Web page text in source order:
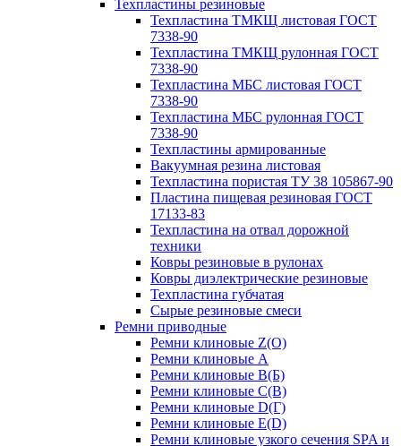
Техпластины резиновые
Техпластина ТМКЩ листовая ГОСТ
7338-90
Техпластина ТМКЩ рулонная ГОСТ
7338-90
Техпластина МБС листовая ГОСТ
7338-90
Техпластина МБС рулонная ГОСТ
7338-90
Техпластины армированные
Вакуумная резина листовая
Техпластина пористая ТУ 38 105867-90
Пластина пищевая резиновая ГОСТ
17133-83
Техпластина на отвал дорожной
техники
Ковры резиновые в рулонах
Ковры диэлектрические резиновые
Техпластина губчатая
Сырые резиновые смеси
Ремни приводные
Ремни клиновые Z(О)
Ремни клиновые A
Ремни клиновые B(Б)
Ремни клиновые C(В)
Ремни клиновые D(Г)
Ремни клиновые Е(D)
Ремни клиновые узкого сечения SPA и